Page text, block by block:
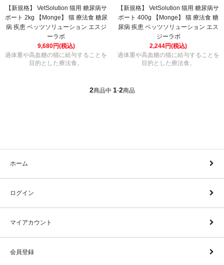
【新規格】 VetSolution 猫用 糖尿病サ
ポート 2kg 【Monge】 猫 療法食 糖尿
病 疾患 ベッツソリューション エスジ
ーラボ
9,680円(税込)
過体重や高血糖の猫に給与することを
目的とした療法食。
【新規格】 VetSolution 猫用 糖尿病サ
ポート 400g 【Monge】 猫 療法食 糖
尿病 疾患 ベッツソリューション エス
ジーラボ
2,244円(税込)
過体重や高血糖の猫に給与することを
目的とした療法食。
2商品中 1-2商品
ホーム
ログイン
マイアカウント
会員登録